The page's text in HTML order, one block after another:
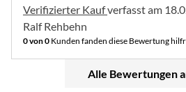
Verifizierter Kaufverfasst am
Ralf Rehbehn
0 von 0 Kunden fanden diese Bewertung
Alle Bewertungen